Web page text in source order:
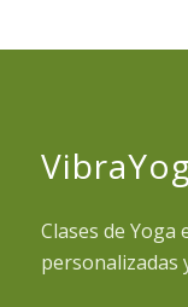
Clases de
personalizadas